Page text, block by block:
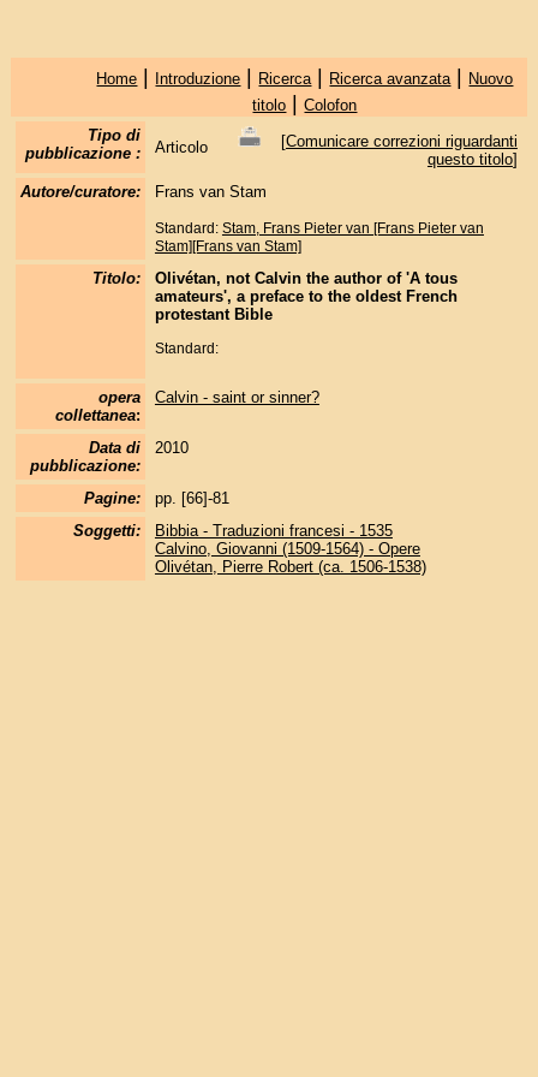
Home | Introduzione | Ricerca | Ricerca avanzata | Nuovo
titolo |Colofon
Tipo di
pubblicazione :
Articolo [Comunicare correzioni riguardanti
questo titolo]
Autore/curatore:
Frans van Stam
Standard: Stam, Frans Pieter van [Frans Pieter van
Stam][Frans van Stam]
Titolo:
Olivétan, not Calvin the author of 'A tous
amateurs', a preface to the oldest French
protestant Bible
Standard:
opera
collettanea:
Calvin - saint or sinner?
Data di
pubblicazione:
2010
Pagine:
pp. [66]-81
Soggetti:
Bibbia - Traduzioni francesi - 1535
Calvino, Giovanni (1509-1564) - Opere
Olivétan, Pierre Robert (ca. 1506-1538)